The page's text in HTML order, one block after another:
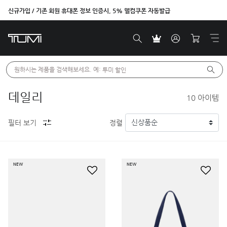
신규가입 / 기존 회원 휴대폰 정보 인증시, 5% 웰컴쿠폰 자동발급
벤트라 컬렉션을 온라인에서만 단독으로 만나보세요.
원하시는 제품을 검색해보세요. 예: 투미 할인
데일리 10 아이템
필터 보기 정렬
NEW NEW